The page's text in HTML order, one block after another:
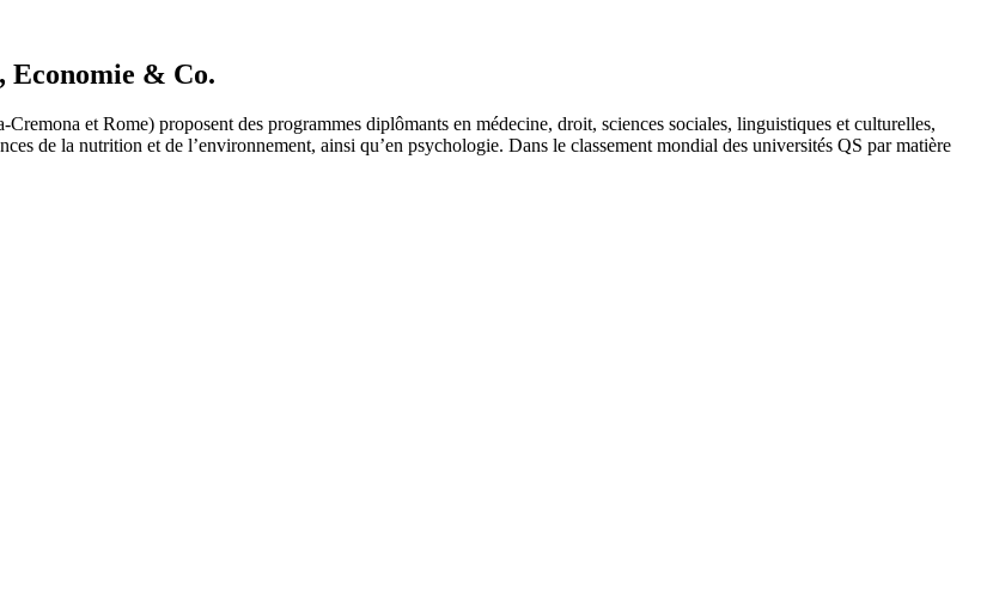
& Co.
et Rome) proposent des programmes diplômants en médecine, droit, sciences sociales, linguistiques et culturelles,
de la nutrition et de l’environnement, ainsi qu’en psychologie. Dans le classement mondial des universités QS par matière